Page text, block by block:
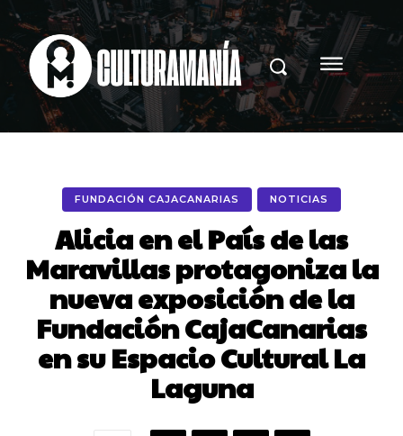
FUNDACIÓN CAJACANARIAS NOTICIAS
Alicia en el País de las
Maravillas protagoniza la
nueva exposición de la
Fundación CajaCanarias
en su Espacio Cultural La
Laguna